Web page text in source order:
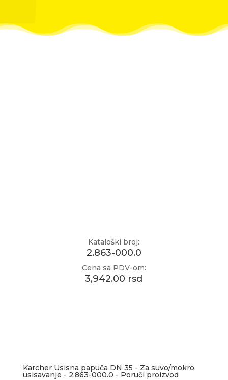
Kataloški broj:
2.863-000.0
Cena sa PDV-om:
3,942.00 rsd
Karcher Usisna papuča DN 35 - Za suvo/mokro
usisavanje - 2.863-000.0 - Poruči proizvod